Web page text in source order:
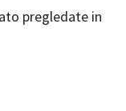
pregledate in